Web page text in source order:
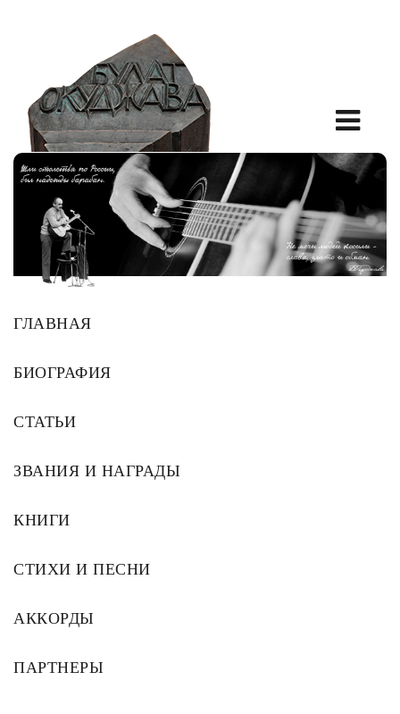
ГЛАВНАЯ
БИОГРАФИЯ
СТАТЬИ
ЗВАНИЯ И НАГРАДЫ
КНИГИ
СТИХИ И ПЕСНИ
АККОРДЫ
ПАРТНЕРЫ